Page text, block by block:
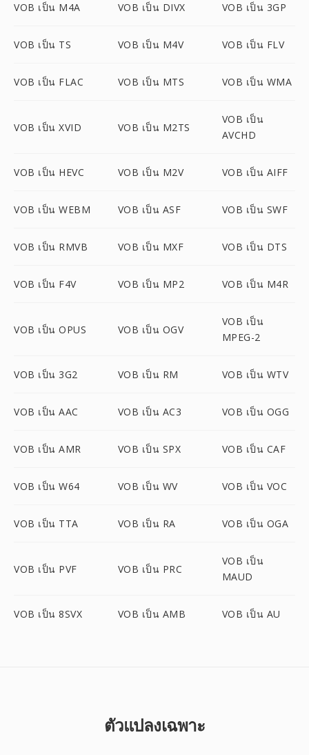
VOB เป็น M4A VOB เป็น DIVX VOB เป็น 3GP
VOB เป็น TS VOB เป็น M4V VOB เป็น FLV
VOB เป็น FLAC VOB เป็น MTS VOB เป็น WMA
VOB เป็น XVID VOB เป็น M2TS
VOB เป็น
AVCHD
VOB เป็น HEVC VOB เป็น M2V VOB เป็น AIFF
VOB เป็น WEBM VOB เป็น ASF VOB เป็น SWF
VOB เป็น RMVB VOB เป็น MXF VOB เป็น DTS
VOB เป็น F4V VOB เป็น MP2 VOB เป็น M4R
VOB เป็น OPUS VOB เป็น OGV
VOB เป็น
MPEG-2
VOB เป็น 3G2 VOB เป็น RM VOB เป็น WTV
VOB เป็น AAC VOB เป็น AC3 VOB เป็น OGG
VOB เป็น AMR VOB เป็น SPX VOB เป็น CAF
VOB เป็น W64 VOB เป็น WV VOB เป็น VOC
VOB เป็น TTA VOB เป็น RA VOB เป็น OGA
VOB เป็น PVF VOB เป็น PRC
VOB เป็น
MAUD
VOB เป็น 8SVX VOB เป็น AMB VOB เป็น AU
ตัวแปลงเฉพาะ